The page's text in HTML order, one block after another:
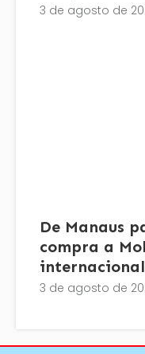
3 de agosto de
De Manaus
compra a
3 de agosto de